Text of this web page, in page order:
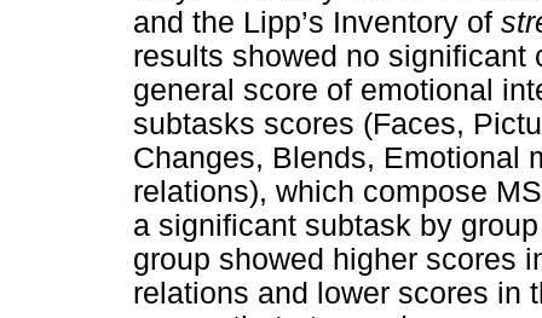
and the Lipp’s Inventory of
results showed no
general score of emotional
subtasks scores (Faces,
Changes, Blends, Emotional
relations), which compose
a significant subtask by
group showed higher scores
relations and lower scores in